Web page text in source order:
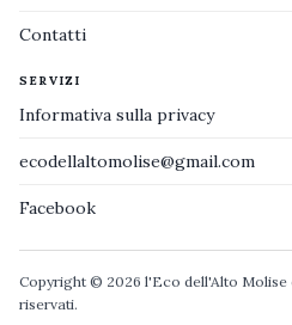
Contatti
SERVIZI
Informativa sulla privacy
ecodellaltomolise@gmail.com
Facebook
Copyright © 2026 l'Eco dell'Alto Molise
riservati.